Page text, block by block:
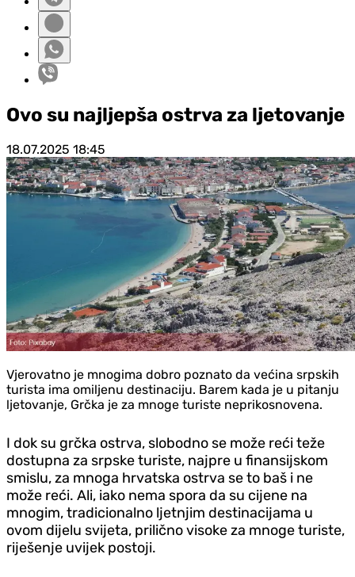
Ovo su najljepša ostrva za ljetovanje
18.07.2025 18:45
Vjerovatno je mnogima dobro poznato da većina srpskih
turista ima omiljenu destinaciju. Barem kada je u pitanju
ljetovanje, Grčka je za mnoge turiste neprikosnovena.
I dok su grčka ostrva, slobodno se može reći teže
dostupna za srpske turiste, najpre u finansijskom
smislu, za mnoga hrvatska ostrva se to baš i ne
može reći. Ali, iako nema spora da su cijene na
mnogim, tradicionalno ljetnjim destinacijama u
ovom dijelu svijeta, prilično visoke za mnoge turiste,
riješenje uvijek postoji.